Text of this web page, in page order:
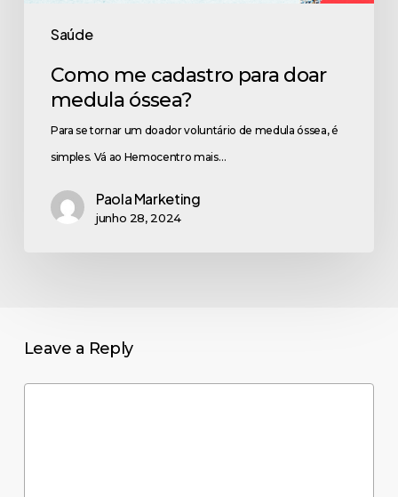
Saúde
Como me cadastro para doar
medula óssea?
Para se tornar um doador voluntário de medula óssea, é
simples. Vá ao Hemocentro mais…
Paola Marketing
junho 28, 2024
Leave a Reply